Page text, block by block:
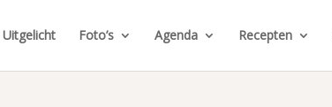
Uitgelicht Foto’s Agenda Recepten